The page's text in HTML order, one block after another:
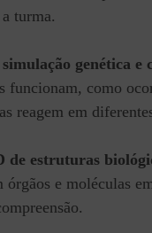
turma.
genética e
funcionam, como
reagem em
de estruturas
órgãos e moléculas